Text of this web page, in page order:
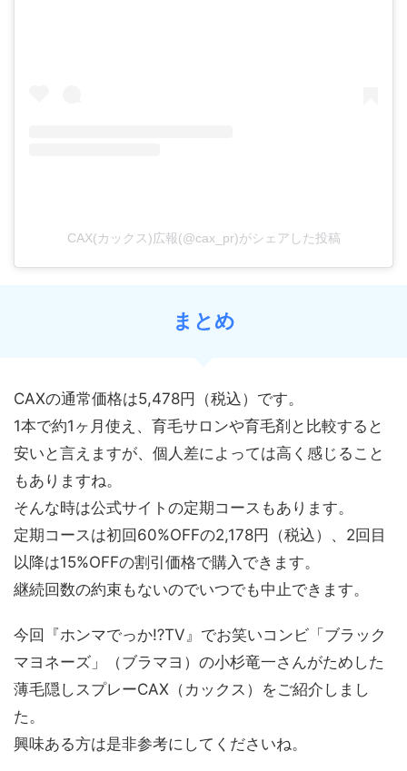
CAX(カックス)広報(@cax_pr)がシェアした投稿
まとめ
CAXの通常価格は5,478円（税込）です。
1本で約1ヶ月使え、育毛サロンや育毛剤と比較すると
安いと言えますが、個人差によっては高く感じること
もありますね。
そんな時は公式サイトの定期コースもあります。
定期コースは初回60%OFFの2,178円（税込）、2回目
以降は15%OFFの割引価格で購入できます。
継続回数の約束もないのでいつでも中止できます。
今回『ホンマでっか⁉︎TV』でお笑いコンビ「ブラック
マヨネーズ」（ブラマヨ）の小杉竜一さんがためした
薄毛隠しスプレーCAX（カックス）をご紹介しまし
た。
興味ある方は是非参考にしてくださいね。